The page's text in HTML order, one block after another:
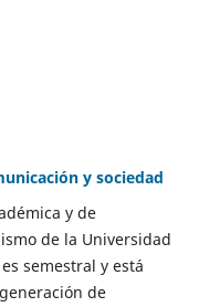
y sociedad
y de
de la Universidad
semestral y está
de